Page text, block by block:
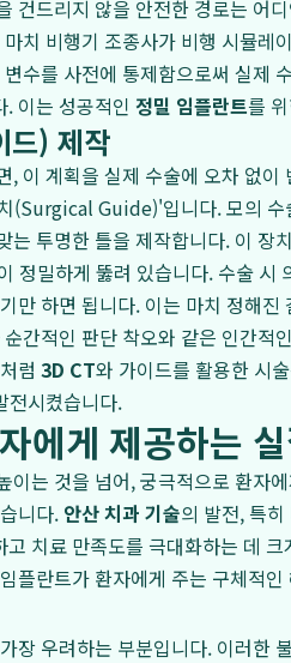
건드리지 않을 안전한 경로는 어
치 비행기 조종사가 비행 시뮬레
수를 사전에 통제함으로써 실제
이는 성공적인 정밀 임플란트를
드) 제작
이 계획을 실제 수술에 오차 없이
(Surgical Guide)'입니다. 모의 수
투명한 틀을 제작합니다. 이 장
정밀하게 뚫려 있습니다. 수술 시
만 하면 됩니다. 이는 마치 정해진
간적인 판단 착오와 같은 인간적
럼 3D CT와 가이드를 활용한 시
전시켰습니다.
에게 제공하는
는 것을 넘어, 궁극적으로 환자
니다. 안산 치과 기술의 발전, 특
치료 만족도를 극대화하는 데
플란트가 환자에게 주는 구체적
장 우려하는 부분입니다. 이러한